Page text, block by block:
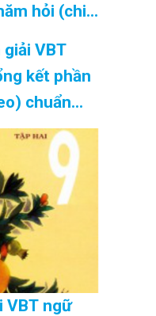
hỏi (chi
VBT
kết phần
chuẩn
2026
VBT ngữ